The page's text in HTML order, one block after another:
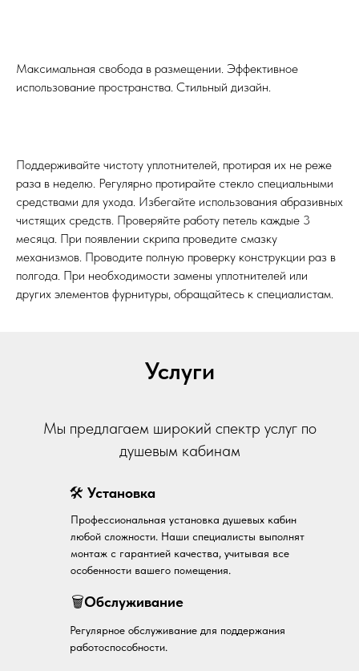
Максимальная свобода в размещении. Эффективное
использование пространства. Стильный дизайн.
Поддерживайте чистоту уплотнителей, протирая их не реже
раза в неделю. Регулярно протирайте стекло специальными
средствами для ухода. Избегайте использования абразивных
чистящих средств. Проверяйте работу петель каждые 3
месяца. При появлении скрипа проведите смазку
механизмов. Проводите полную проверку конструкции раз в
полгода. При необходимости замены уплотнителей или
других элементов фурнитуры, обращайтесь к специалистам.
Услуги
Мы предлагаем широкий спектр услуг по
душевым кабинам
🛠 Установка
🗑Обслуживание
Профессиональная установка душевых кабин
любой сложности. Наши специалисты выполнят
монтаж с гарантией качества, учитывая все
особенности вашего помещения.
Регулярное обслуживание для поддержания
работоспособности.